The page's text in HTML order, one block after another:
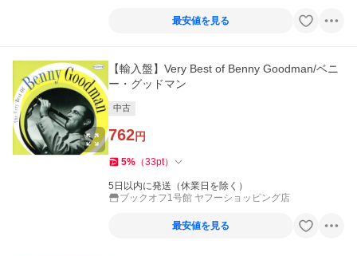
最安値を見る
【輸入盤】Very Best of Benny Goodman/ベニ
ー・グッドマン
中古
762円
5% （33pt）
5日以内に発送（休業日を除く）
ブックオフ1号館 ヤフーショッピング店
最安値を見る